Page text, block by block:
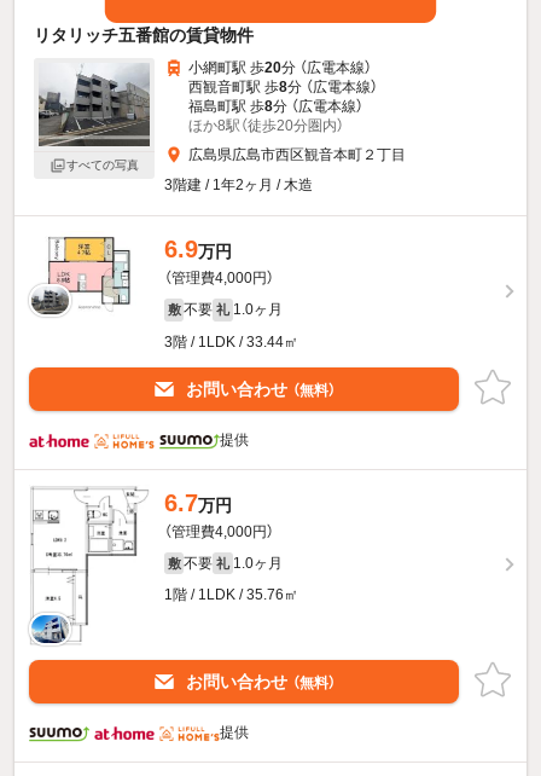
リタリッチ五番館の賃貸物件
すべての写真
小網町駅 歩20分 （広電本線）
西観音町駅 歩8分 （広電本線）
福島町駅 歩8分 （広電本線）
ほか8駅（徒歩20分圏内）
広島県広島市西区観音本町２丁目
3階建 / 1年2ヶ月 / 木造
6.9万円
（管理費4,000円）
敷 不要 礼 1.0ヶ月
3階 / 1LDK / 33.44㎡
お問い合わせ （無料）
提供
6.7万円
（管理費4,000円）
敷 不要 礼 1.0ヶ月
1階 / 1LDK / 35.76㎡
お問い合わせ （無料）
提供